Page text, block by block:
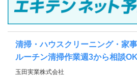
清掃・ハウスクリーニング・家
ルーチン清掃作業週3から相談
玉田実業株式会社